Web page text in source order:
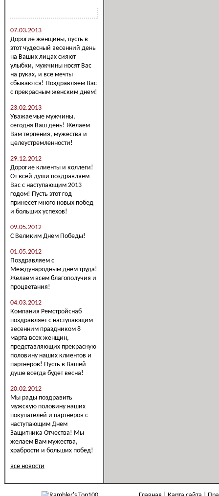
07.03.2013
Дорогие женщины, пусть в
этот чудесный весенний день
на Ваших лицах сияют
улыбки, мужчины носят Вас
на руках, и все мечты
сбываются! Поздравляем Вас
с прекрасным женским днем!
23.02.2013
Уважаемые мужчины,
сегодня Ваш день! Желаем
Вам терпения, мужества и
целеустремленности!
29.12.2012
Дорогие клиенты и коллеги!
От всей души поздравляем
Вас с наступающим 2013
годом! Пусть этот год
принесет много новых побед
и больших успехов!
09.05.2012
С Великим Днем Победы!
01.05.2012
Поздравляем с
Международным днем труда!
Желаем всем благополучия и
процветания!
04.03.2012
Компания Ремстройснаб
поздравляет с наступающим
весенним праздником 8
марта всех женщин,
представляющих прекрасную
половину наших клиентов и
партнеров! Пусть в Вашей
душе всегда будет весна!
20.02.2012
Мы рады поздравить
мужскую половину наших
покупателей и партнеров с
наступающим Днем
Защитника Отчества! Мы
желаем Вам мужества,
храбрости и больших побед!
все новости